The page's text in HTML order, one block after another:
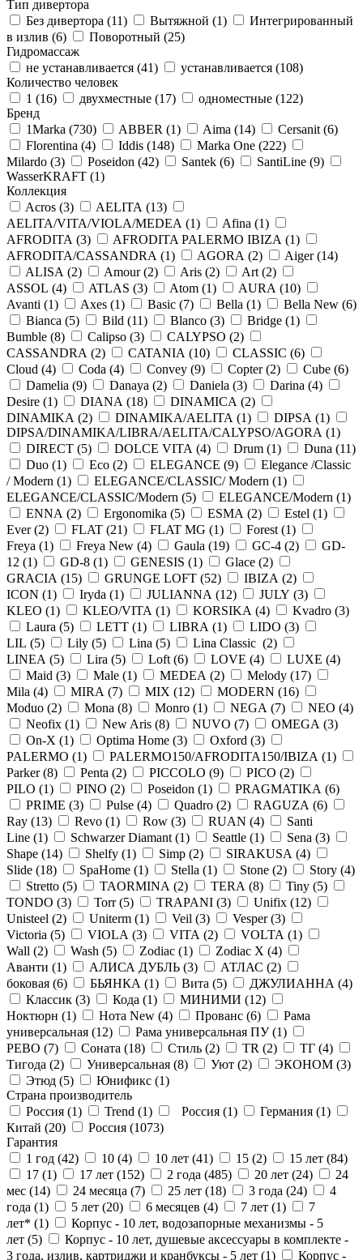
Тип дивертора
Без дивертора (11) Вытяжной (1)
Интегрированный
в излив (6) Поворотный (25)
Гидромассаж
не устанавливается (41) устанавливается (108)
Количество человек
1 (16) двухместные (17) одноместные (122)
Бренд
1Marka (730) ABBER (1) Aima (14) Cersanit (6)
Florentina (4) Iddis (148) Marka One (222)
Milardo (3) Poseidon (42) Santek (6) SantiLine (9)
WasserKRAFT (1)
Коллекция
Acros (3) AELITA (13)
AELITA/VITA/VIOLA/MEDEA (1) Afina (1)
AFRODITA (3) AFRODITA PALERMO IBIZA (1)
AFRODITA/CASSANDRA (1) AGORA (2) Aiger (14)
ALISA (2) Amour (2) Aris (2) Art (2)
ASSOL (4) ATLAS (3) Atom (1) AURA (10)
Avanti (1) Axes (1) Basic (7) Bella (1) Bella New (6)
Bianca (5) Bild (11) Blanco (3) Bridge (1)
Bumble (8) Calipso (3) CALYPSO (2)
CASSANDRA (2) CATANIA (10) CLASSIC (6)
Cloud (4) Coda (4) Convey (9) Copter (2) Cube (6)
Damelia (9) Danaya (2) Daniela (3) Darina (4)
Desire (1) DIANA (18) DINAMICA (2)
DINAMIKA (2) DINAMIKA/AELITA (1) DIPSA (1)
DIPSA/DINAMIKA/LIBRA/AELITA/CALYPSO/AGORA (1)
DIRECT (5) DOLCE VITA (4) Drum (1) Duna (11)
Duo (1) Eco (2) ELEGANCE (9)
Elegance /Classic
/ Modern (1) ELEGANCE/CLASSIC/ Modern (1)
ELEGANCE/CLASSIC/Modern (5) ELEGANCE/Modern (1)
ENNA (2) Ergonomika (5) ESMA (2) Estel (1)
Ever (2) FLAT (21) FLAT MG (1) Forest (1)
Freya (1) Freya New (4) Gaula (19) GC-4 (2)
GD-
12 (1) GD-8 (1) GENESIS (1) Glace (2)
GRACIA (15) GRUNGE LOFT (52) IBIZA (2)
ICON (1) Iryda (1) JULIANNA (12) JULY (3)
KLEO (1) KLEO/VITA (1) KORSIKA (4) Kvadro (3)
Laura (5) LETT (1) LIBRA (1) LIDO (3)
LIL (5) Lily (5) Lina (5) Lina Classic (2)
LINEA (5) Lira (5) Loft (6) LOVE (4) LUXE (4)
Maid (3) Male (1) MEDEA (2) Melody (17)
Mila (4) MIRA (7) MIX (12) MODERN (16)
Moduo (2) Mona (8) Monro (1) NEGA (7) NEO (4)
Neofix (1) New Aris (8) NUVO (7) OMEGA (3)
On-X (1) Optima Home (3) Oxford (3)
PALERMO (1) PALERMO150/AFRODITA150/IBIZA (1)
Parker (8) Penta (2) PICCOLO (9) PICO (2)
PILO (1) PINO (2) Poseidon (1) PRAGMATIKA (6)
PRIME (3) Pulse (4) Quadro (2) RAGUZA (6)
Ray (13) Revo (1) Row (3) RUAN (4)
Santi
Line (1) Schwarzer Diamant (1) Seattle (1) Sena (3)
Shape (14) Shelfy (1) Simp (2) SIRAKUSA (4)
Slide (18) SpaHome (1) Stella (1) Stone (2) Story (4)
Stretto (5) TAORMINA (2) TERA (8) Tiny (5)
TONDO (3) Torr (5) TRAPANI (3) Unifix (12)
Unisteel (2) Uniterm (1) Veil (3) Vesper (3)
Victoria (5) VIOLA (3) VITA (2) VOLTA (1)
Wall (2) Wash (5) Zodiac (1) Zodiac X (4)
Аванти (1) АЛИСА ДУБЛЬ (3) АТЛАС (2)
боковая (6) БЬЯНКА (1) Вита (5) ДЖУЛИАННА (4)
Классик (3) Кода (1) МИНИМИ (12)
Ноктюрн (1) Нота New (4) Прованс (6)
Рама
универсальная (12) Рама универсальная ПУ (1)
РЕВО (7) Соната (18) Стиль (2) ТR (2) ТГ (4)
Тигода (2) Универсальная (8) Уют (2) ЭКОНОМ (3)
Этюд (5) Юнификс (1)
Страна производитель
Россия (1) Trend (1) Россия (1) Германия (1)
Китай (20) Россия (1073)
Гарантия
1 год (42) 10 (4) 10 лет (41) 15 (2) 15 лет (84)
17 (1) 17 лет (152) 2 года (485) 20 лет (24)
24
мес (14) 24 месяца (7) 25 лет (18) 3 года (24)
4
года (1) 5 лет (20) 6 месяцев (4) 7 лет (1)
7
лет* (1)
Корпус - 10 лет, водозапорные механизмы - 5
лет (5)
Корпус - 10 лет, душевые аксессуары в комплекте -
3 года, излив, картриджи и кранбуксы - 5 лет (1) Корпус -